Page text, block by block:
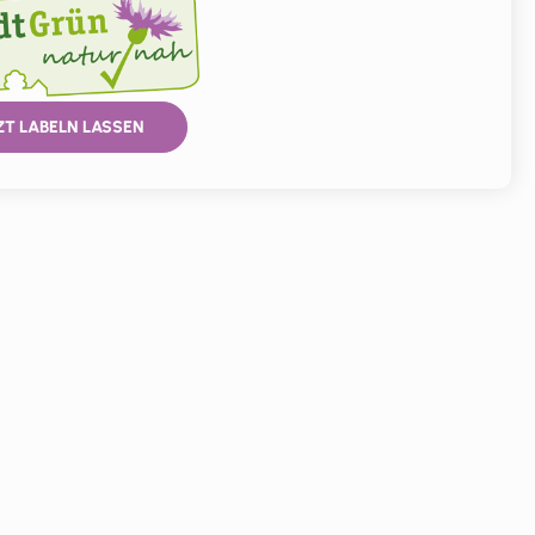
LABELN LASSEN